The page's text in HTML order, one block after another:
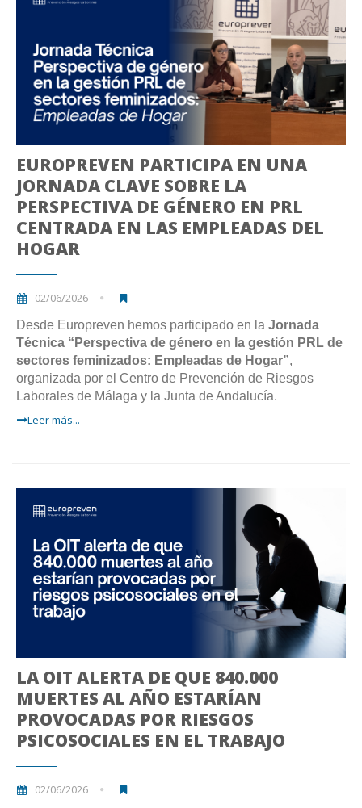
EUROPREVEN PARTICIPA EN UNA
JORNADA CLAVE SOBRE LA
PERSPECTIVA DE GÉNERO EN PRL
CENTRADA EN LAS EMPLEADAS DEL
HOGAR
02/06/2026
Desde Europreven hemos participado en la Jornada
Técnica “Perspectiva de género en la gestión PRL de
sectores feminizados: Empleadas de Hogar”,
organizada por el Centro de Prevención de Riesgos
Laborales de Málaga y la Junta de Andalucía.
Leer más...
LA OIT ALERTA DE QUE 840.000
MUERTES AL AÑO ESTARÍAN
PROVOCADAS POR RIESGOS
PSICOSOCIALES EN EL TRABAJO
02/06/2026